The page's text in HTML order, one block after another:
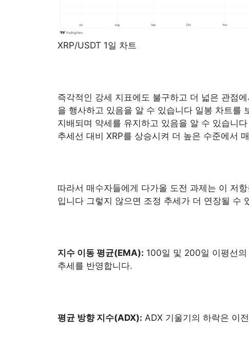
XRP/USDT 1일 차트
즉각적인 강세 지표에도 불구하고 더 넓은 관점
을 행사하고 있음을 알 수 있습니다 일봉 차트를
지배되며 약세를 유지하고 있음을 알 수 있습니
추세선 대비 XRP를 상승시켜 더 높은 수준에서
따라서 매수자들에게 다가올 도전 과제는 이 저
입니다 그렇지 않으면 조정 추세가 더 연장될 수
지수 이동 평균(EMA): 100일 및 200일 이평선
추세를 반영합니다.
평균 방향 지수(ADX): ADX 기울기의 하락은 이